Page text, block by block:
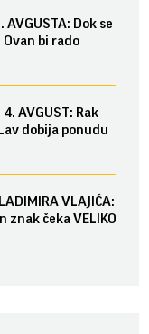
AVGUSTA: Dok se
Ovan bi rado
4. AVGUST: Rak
dobija ponudu
VLAJIĆA:
čeka VELIKO